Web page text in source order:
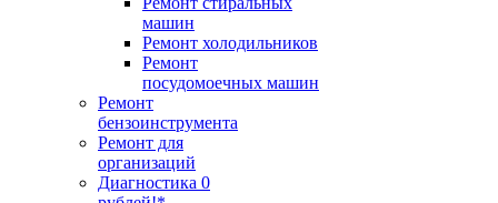
машин
Ремонт холодильников
Ремонт
посудомоечных машин
Ремонт
бензоинструмента
Ремонт для
организаций
Диагностика 0